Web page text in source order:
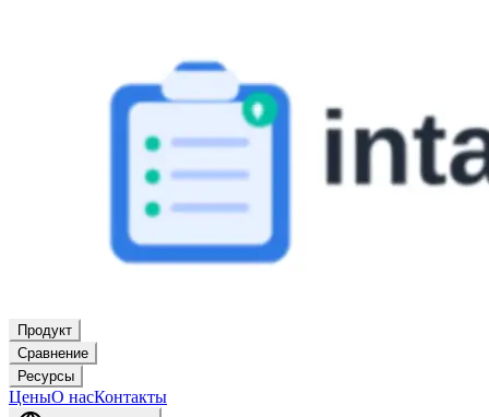
Продукт
Сравнение
Ресурсы
ЦеныО насКонтакты